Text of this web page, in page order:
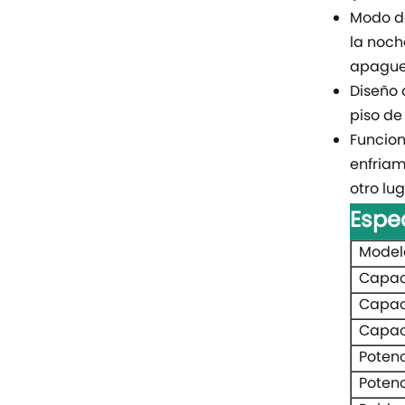
Modo
la
piso
otro